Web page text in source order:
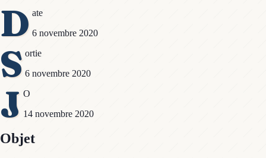
D ate
6 novembre 2020
S ortie
6 novembre 2020
J O
14 novembre 2020
Objet